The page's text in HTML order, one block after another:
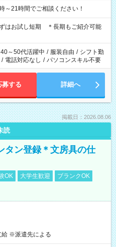
フト選べる ＊9時～21時間でご相談ください！
はお試し短期 ＊長期もご紹介可能
40～50代活躍中 / 服装自由 / シフト勤
/ 電話対応なし / パソコンスキル不要
募する 詳細へ
掲載日：2026.08.06
読
タン登録＊文房具の仕
OK 大学生歓迎
ブランクOK
給 ※派遣先による